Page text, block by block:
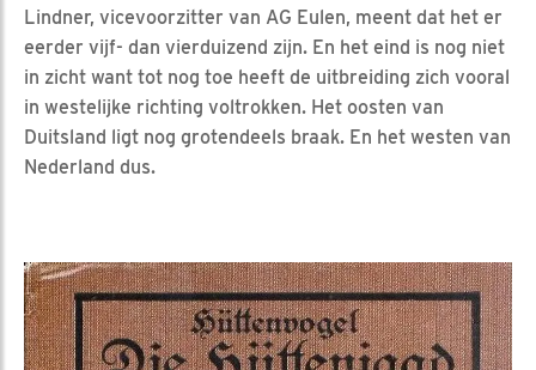
Lindner, vicevoorzitter van AG Eulen, meent dat het er
eerder vijf- dan vierduizend zijn. En het eind is nog niet
in zicht want tot nog toe heeft de uitbreiding zich vooral
in westelijke richting voltrokken. Het oosten van
Duitsland ligt nog grotendeels braak. En het westen van
Nederland dus.